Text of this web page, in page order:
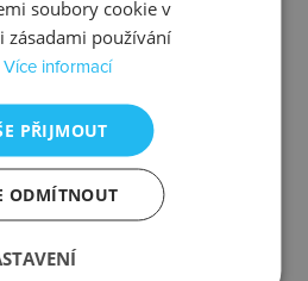
Výměna
Zjistit více
soubory cookie v
zásadami používání
Více informací
PŘIJMOUT
ODMÍTNOUT